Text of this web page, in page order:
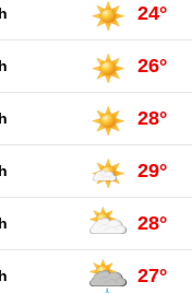
24°
26°
28°
29°
28°
27°